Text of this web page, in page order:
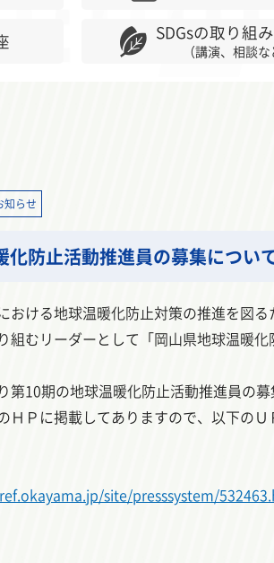
SDGsの取り組
（講演、相談な
知らせ
化防止活動推進員の募集につい
おける地球温暖化防止対策の推進を図
組むリーダーとして「岡山県地球温暖
10期の地球温暖化防止活動推進員の募
ＨＰに掲載してありますので、以下の
site/presssystem/